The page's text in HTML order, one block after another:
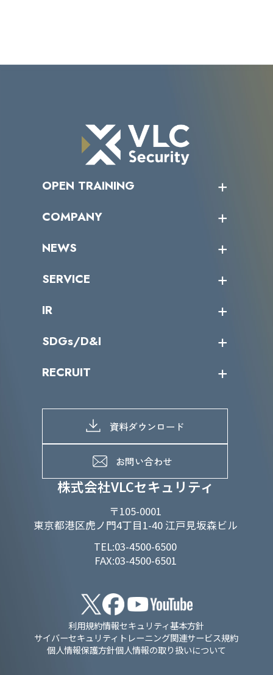
株式会社VLCセキュリティ
〒105-0001
東京都港区虎ノ門4丁目1-40 江戸見坂森ビル
TEL:03-4500-6500
FAX:03-4500-6501
OPEN TRAINING
受講者の声
COMPANY
トップメッセージ
ミッション／ビジョン
パートナー企業一覧
NEWS
サイバーニュース
SERVICE
カテゴリー別サービス一覧
IR
IRカレンダー
IRライブラリー
よくあるご質問
SDGs/D&I
当グループのマテリアリティ
SDGs推進体制
D&Iの取り組み
RECRUIT
募集職種一覧
メッセージ
メンバーインタビュー
資料ダウンロード
お問い合わせ
利用規約情報セキュリティ基本方針
サイバーセキュリティトレーニング関連サービス規約
個人情報保護方針個人情報の取り扱いについて